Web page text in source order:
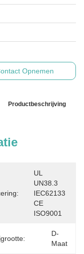
Opnemen
Productbeschrijving
UL
UN38.3
IEC62133
CE
ISO9001
D-
Maat